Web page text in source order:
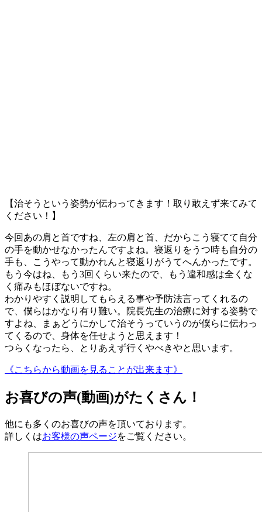
【治そうという姿勢が伝わってきます！取り敢えず来てみて
ください！】
今回あの肩と首ですね、左の肩と首、だからこう寝てて自分
の手を動かせなかったんですよね。寝返りをうつ時も自分の
手も、こうやって動かれんと寝返りがうてへんかったです。
もう今はね、もう3回くらい来たので、もう違和感は全くな
く痛みもほぼないですね。
わかりやすく説明してもらえる事や予防法言ってくれるの
で、僕らはかなり有り難い。院長先生の治療に対する姿勢で
すよね、まぁどうにかして治そうっていうのが僕らに伝わっ
てくるので、身体を任せようと思えます！
つらくなったら、とりあえず行くやべきやと思います。
《こちらから動画を見ることが出来ます》
お喜びの声(動画)がたくさん！
他にも多くのお喜びの声を頂いております。
詳しくはお客様の声ページをご覧ください。